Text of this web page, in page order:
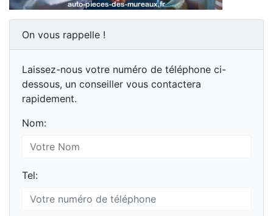
On vous rappelle !
Laissez-nous votre numéro de téléphone ci-
dessous, un conseiller vous contactera
rapidement.
Nom:
Tel: